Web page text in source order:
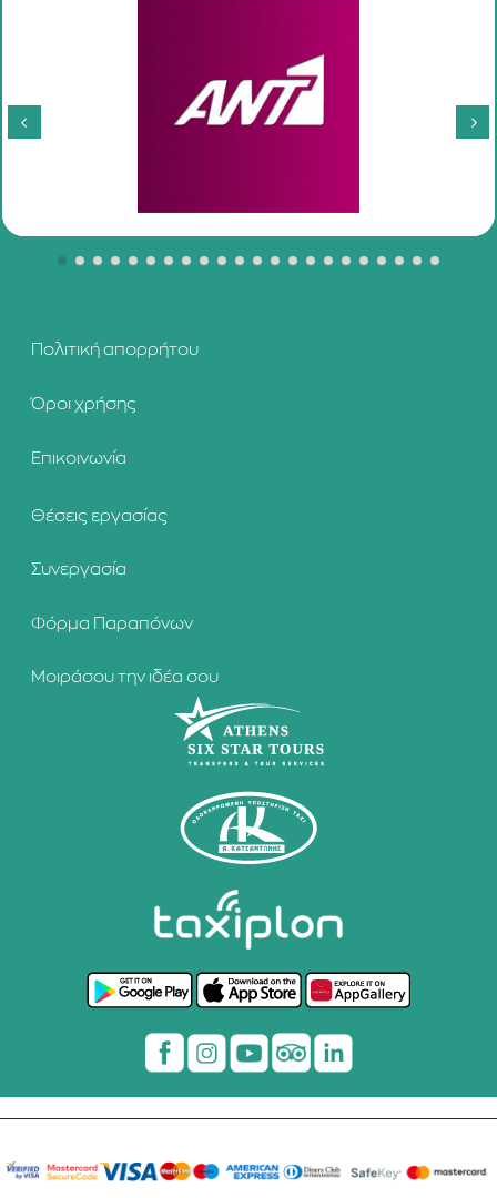
Πολιτική απορρήτου
Όροι χρήσης
Επικοινωνία
Θέσεις εργασίας
Συνεργασία
Φόρμα Παραπόνων
Μοιράσου την ιδέα σου